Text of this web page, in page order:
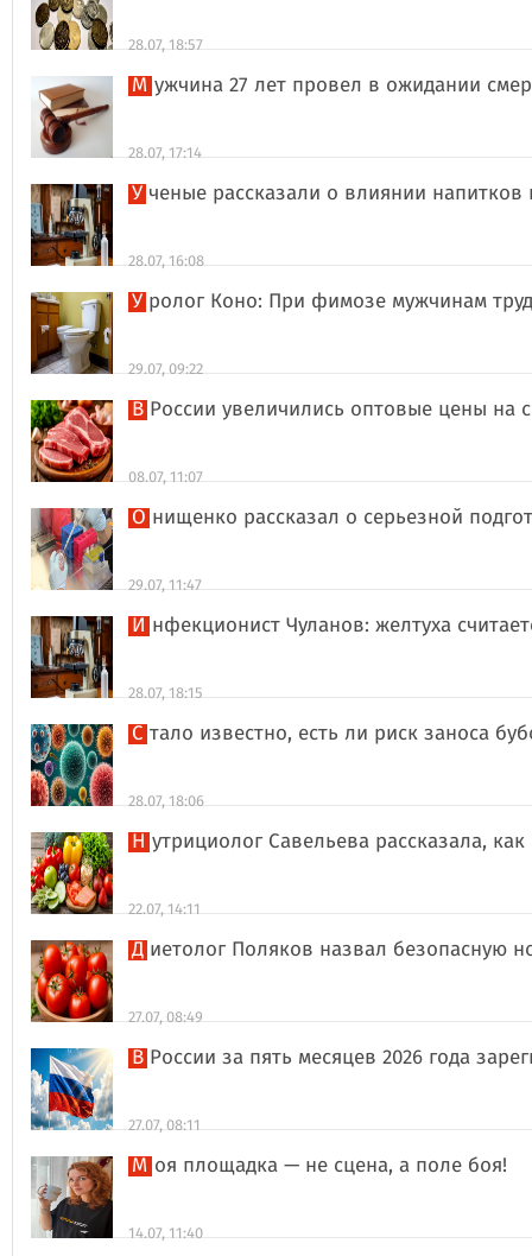
28.07, 18:57
Мужчина 27 лет провел в ожидании
28.07, 17:14
Ученые рассказали о влиянии
28.07, 16:08
Уролог Коно: При фимозе мужчинам
29.07, 09:22
В России увеличились оптовые цены на
08.07, 11:07
Онищенко рассказал о серьезной
29.07, 11:47
Инфекционист Чуланов: желтуха
28.07, 18:15
Стало известно, есть ли риск заноса
28.07, 18:06
Нутрициолог Савельева рассказала,
22.07, 14:11
Диетолог Поляков назвал безопасную
27.07, 08:49
В России за пять месяцев 2026 года
27.07, 08:11
Моя площадка — не сцена, а поле боя!
14.07, 11:40